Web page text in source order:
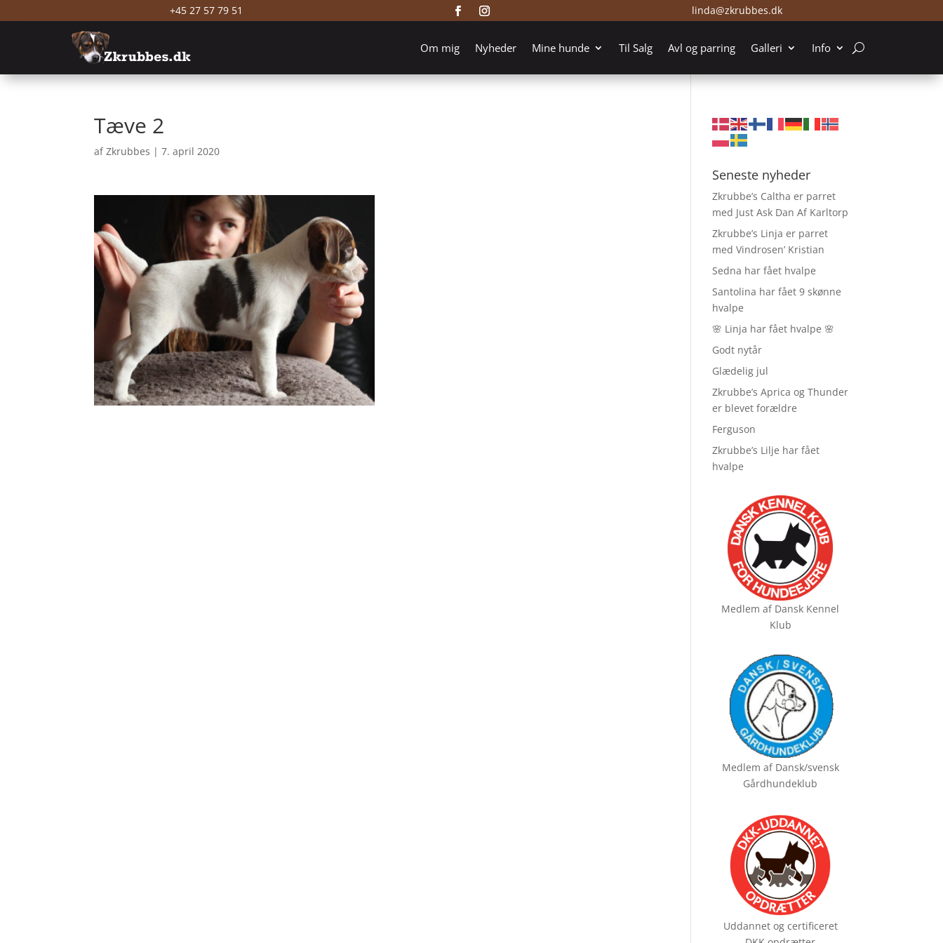
+45 27 57 79 51 linda@zkrubbes.dk
Om mig Nyheder Mine hunde Til Salg Avl og parring Galleri Info
Tæve 2
afZkrubbes |7. april 2020
Seneste nyheder
Zkrubbe’s Caltha er parret
med Just Ask Dan Af Karltorp
Zkrubbe’s Linja er parret
med Vindrosen’ Kristian
Sedna har fået hvalpe
Santolina har fået 9 skønne
hvalpe
🌸 Linja har fået hvalpe 🌸
Godt nytår
Glædelig jul
Zkrubbe’s Aprica og Thunder
er blevet forældre
Ferguson
Zkrubbe’s Lilje har fået
hvalpe
Medlem af Dansk Kennel
Klub
Medlem af Dansk/svensk
Gårdhundeklub
Uddannet og certificeret